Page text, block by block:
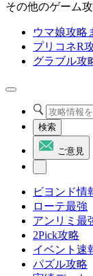
その他のゲーム
ウマ娘攻略
プリコネR
グラブル攻
検索
ご意見
ビヨンド情
ローテ最強
アンリミ最
2Pick攻略
イベント速
パズル攻略